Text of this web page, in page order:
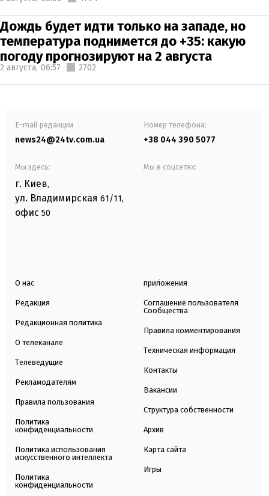
Дождь будет идти только на западе, но
температура поднимется до +35: какую
погоду прогнозируют на 2 августа
2 августа, 06:57 2702
E-mail редакции
news24@24tv.com.ua
Номер телефона:
+38 044 390 5077
Мы здесь:
г. Киев,
ул. Владимирская 61/11,
офис 50
Мы в соцсетях:
О нас
Редакция
Редакционная политика
О телеканале
Телеведущие
Рекламодателям
Правила пользования
Политика
конфиденциальности
Политика использования
искусственного интеллекта
Политика
конфиденциальности
приложения
Соглашение пользователя
Сообщества
Правила комментирования
Техническая информация
Контакты
Вакансии
Структура собственности
Архив
Карта сайта
Игры